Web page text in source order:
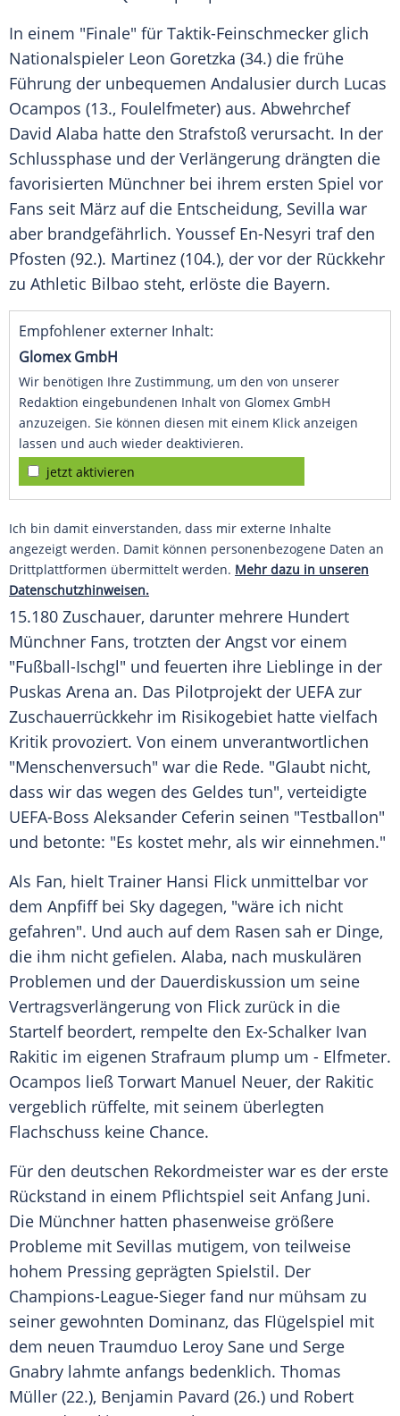
In einem "Finale" für Taktik-Feinschmecker glich
Nationalspieler Leon Goretzka (34.) die frühe
Führung der unbequemen Andalusier durch Lucas
Ocampos (13., Foulelfmeter) aus. Abwehrchef
David Alaba hatte den Strafstoß verursacht. In der
Schlussphase und der Verlängerung drängten die
favorisierten Münchner bei ihrem ersten Spiel vor
Fans seit März auf die Entscheidung, Sevilla war
aber brandgefährlich. Youssef En-Nesyri traf den
Pfosten (92.). Martinez (104.), der vor der Rückkehr
zu Athletic Bilbao steht, erlöste die Bayern.
Empfohlener externer Inhalt:
Glomex GmbH
Wir benötigen Ihre Zustimmung, um den von unserer
Redaktion eingebundenen Inhalt von Glomex GmbH
anzuzeigen. Sie können diesen mit einem Klick anzeigen
lassen und auch wieder deaktivieren.
jetzt aktivieren
Ich bin damit einverstanden, dass mir externe Inhalte
angezeigt werden. Damit können personenbezogene Daten an
Drittplattformen übermittelt werden. Mehr dazu in unseren
Datenschutzhinweisen.
15.180 Zuschauer, darunter mehrere Hundert
Münchner Fans, trotzten der Angst vor einem
"Fußball-Ischgl" und feuerten ihre Lieblinge in der
Puskas Arena an. Das Pilotprojekt der UEFAzur
Zuschauerrückkehr im Risikogebiet hatte vielfach
Kritik provoziert. Von einem unverantwortlichen
"Menschenversuch" war die Rede. "Glaubt nicht,
dass wir das wegen des Geldes tun", verteidigte
UEFA-Boss Aleksander Ceferin seinen "Testballon"
und betonte: "Es kostet mehr, als wir einnehmen."
Als Fan, hielt Trainer Hansi Flick unmittelbar vor
dem Anpfiff bei Sky dagegen, "wäre ich nicht
gefahren". Und auch auf dem Rasen sah er Dinge,
die ihm nicht gefielen. Alaba, nach muskulären
Problemen und der Dauerdiskussion um seine
Vertragsverlängerung von Flick zurück in die
Startelf beordert, rempelte den Ex-Schalker Ivan
Rakitic im eigenen Strafraum plump um - Elfmeter.
Ocampos ließ Torwart Manuel Neuer, der Rakitic
vergeblich rüffelte, mit seinem überlegten
Flachschuss keine Chance.
Für den deutschen Rekordmeister war es der erste
Rückstand in einem Pflichtspiel seit Anfang Juni.
Die Münchner hatten phasenweise größere
Probleme mit Sevillas mutigem, von teilweise
hohem Pressing geprägten Spielstil. Der
Champions-League-Sieger fand nur mühsam zu
seiner gewohnten Dominanz, das Flügelspiel mit
dem neuen Traumduo Leroy Sane und Serge
Gnabry lahmte anfangs bedenklich. Thomas
Müller (22.), Benjamin Pavard (26.) und Robert